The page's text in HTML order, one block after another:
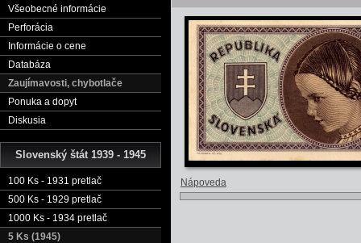
Všeobecné informácie
Perforácia
Informácie o cene
Databáza
Zaujímavosti, chybotlače
Ponuka a dopyt
Diskusia
Slovenský štát 1939 - 1945
100 Ks - 1931 pretlač
500 Ks - 1929 pretlač
1000 Ks - 1934 pretlač
5 Ks (1945)
Nápoveda